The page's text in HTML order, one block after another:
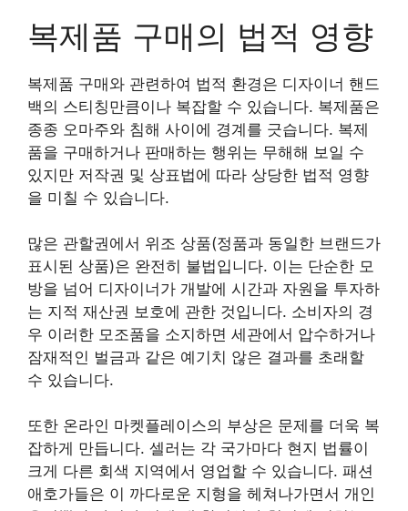
복제품 구매의 법적 영향
복제품 구매와 관련하여 법적 환경은 디자이너 핸드
백의 스티칭만큼이나 복잡할 수 있습니다. 복제품은
종종 오마주와 침해 사이에 경계를 긋습니다. 복제
품을 구매하거나 판매하는 행위는 무해해 보일 수
있지만 저작권 및 상표법에 따라 상당한 법적 영향
을 미칠 수 있습니다.
많은 관할권에서 위조 상품(정품과 동일한 브랜드가
표시된 상품)은 완전히 불법입니다. 이는 단순한 모
방을 넘어 디자이너가 개발에 시간과 자원을 투자하
는 지적 재산권 보호에 관한 것입니다. 소비자의 경
우 이러한 모조품을 소지하면 세관에서 압수하거나
잠재적인 벌금과 같은 예기치 않은 결과를 초래할
수 있습니다.
또한 온라인 마켓플레이스의 부상은 문제를 더욱 복
잡하게 만듭니다. 셀러는 각 국가마다 현지 법률이
크게 다른 회색 지역에서 영업할 수 있습니다. 패션
애호가들은 이 까다로운 지형을 헤쳐나가면서 개인